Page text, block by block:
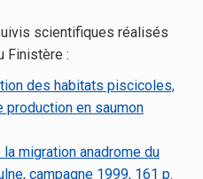
scientifiques réalisés
Finistère :
des habitats piscicoles,
production en saumon
migration anadrome du
campagne 1999, 161 p.